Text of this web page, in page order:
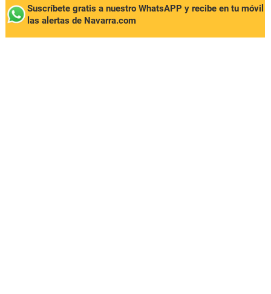
Suscríbete gratis a nuestro WhatsAPP y recibe en tu móvil
las alertas de Navarra.com